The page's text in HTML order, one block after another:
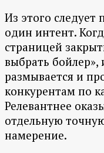
Из этого
один интент.
страницей
выбрать бойлер»,
размывается и
конкурентам по
Релевантнее
отдельную
намерение.